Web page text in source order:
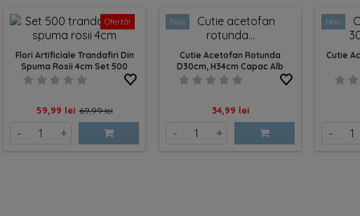
Ofertă!
Flori Artificiale Trandafiri Din
Spuma Rosii 4cm Set 500
Pret
59,99 lei Pret
baza
69,99 lei
- +
Nou
Cutie Acetofan Rotunda
D30cm, H34cm Capac Alb
Pret
34,99 lei
- +
Nou
Cutie
-